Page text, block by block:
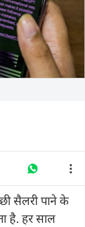
सैलरी पाने के
है. हर साल